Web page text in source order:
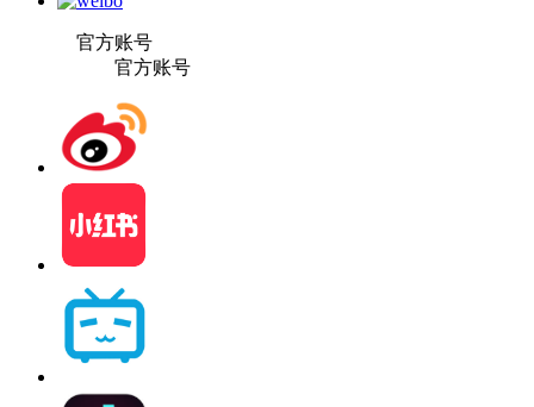
官方账号
官方账号